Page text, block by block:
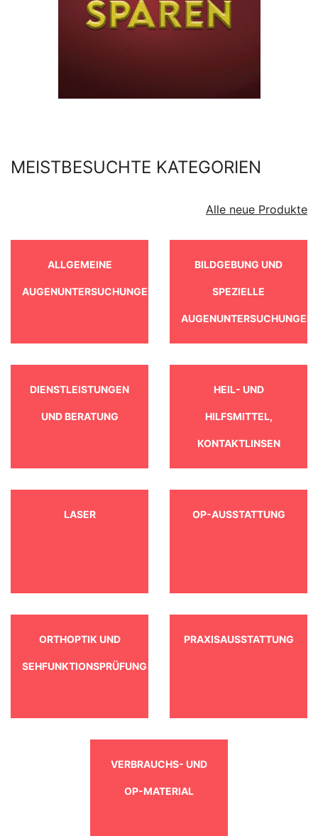
MEISTBESUCHTE KATEGORIEN
Alle neue Produkte
ALLGEMEINE
AUGENUNTERSUCHUNGEN
BILDGEBUNG UND
SPEZIELLE
AUGENUNTERSUCHUNGEN
DIENSTLEISTUNGEN
UND BERATUNG
HEIL- UND
HILFSMITTEL,
KONTAKTLINSEN
LASER OP-AUSSTATTUNG
ORTHOPTIK UND
SEHFUNKTIONSPRÜFUNG
PRAXISAUSSTATTUNG
VERBRAUCHS- UND
OP-MATERIAL